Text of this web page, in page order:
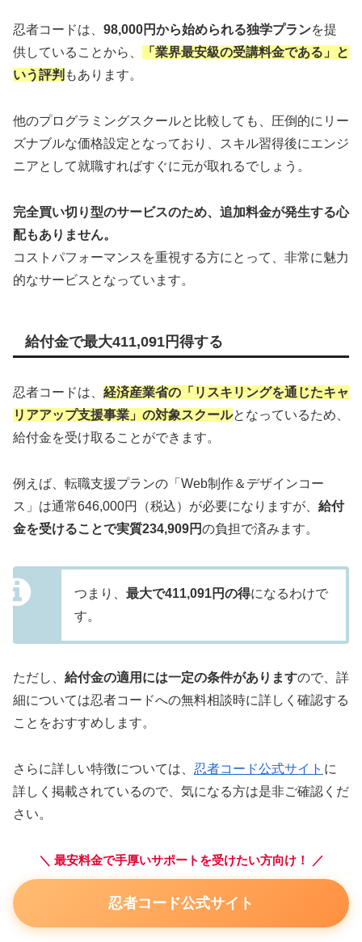
忍者コードは、 98,000円から始められる独学プランを提
供していることから、
「業界最安級の受講料金である」と
いう評判 もあります。
他のプログラミングスクールと比較しても、圧倒的にリー
ズナブルな価格設定となっており、スキル習得後にエンジ
ニアとして就職すればすぐに元が取れるでしょう。
完全買い切り型のサービスのため、追加料金が発生する心
配もありません。
コストパフォーマンスを重視する方にとって、非常に魅力
的なサービスとなっています。
給付金で最大411,091円得する
忍者コードは、 経済産業省の「リスキリングを通じたキャ
リアアップ支援事業」の対象スクールとなっているため、
給付金を受け取ることができます。
例えば、転職支援プランの「Web制作＆デザインコー
ス」は通常646,000円（税込）が必要になりますが、 給付
金を受けることで実質234,909円の負担で済みます。
つまり、 最大で411,091円の得になるわけで
す。
ただし、 給付金の適用には一定の条件がありますので、詳
細については忍者コードへの無料相談時に詳しく確認する
ことをおすすめします。
さらに詳しい特徴については、 忍者コード公式サイト に
詳しく掲載されているので、気になる方は是非ご確認くだ
さい。
＼ 最安料金で手厚いサポートを受けたい方向け！ ／
忍者コード公式サイト